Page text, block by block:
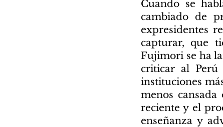
Cuando se
cambiado de
expresidentes
capturar, que
Fujimori se ha
criticar al Perú
instituciones
menos
reciente y el
enseñanza y